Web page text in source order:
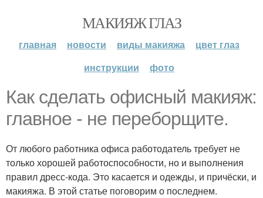
МАКИЯЖ ГЛАЗ
главная новости виды макияжа
цвет глаз
инструкции
фото
Как сделать офисный макияж:
главное - не переборщите.
От любого работника офиса работодатель требует не
только хорошей работоспособности, но и выполнения
правил дресс-кода. Это касается и одежды, и причёски, и
макияжа. В этой статье поговорим о последнем.